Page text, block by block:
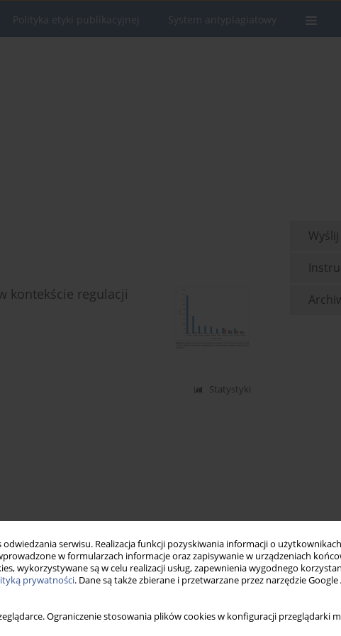
serwisu. Realizacja funkcji pozyskiwania informacji o
w formularzach informacje oraz zapisywanie w urządzeniach
wykorzystywane są w celu realizacji usług, zapewnienia wygodnego
prywatności. Dane są także zbierane i przetwarzane przez narzędzie
Ograniczenie stosowania plików cookies w konfiguracji przeglądarki
Polityka etyki publikacyjnej System antyplagiatowy
kontekście regulacji
Statystyki